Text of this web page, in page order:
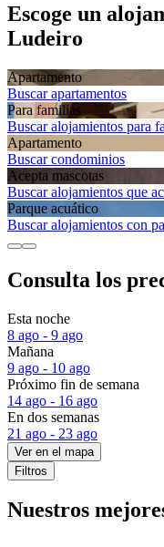
Escoge un
Ludeiro
Apartamento
Buscar apartamentos
Para familias
Buscar alojamientos para
Apartamento
Buscar condominios
Acepta mascotas
Buscar alojamientos que
Parque acuático
Buscar alojamientos con
Consulta los
Esta noche
8 ago - 9 ago
Mañana
9 ago - 10 ago
Próximo fin de semana
14 ago - 16 ago
En dos semanas
21 ago - 23 ago
Ver en el mapa
Filtros
Nuestros